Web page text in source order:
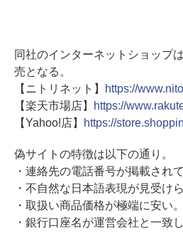
同社のインターネットショップ
売となる。
【ニトリネット】
https://
【楽天市場店】
https://
【Yahoo!店】
https://
偽サイトの特徴は以下の通り。
・連絡先の電話番号が掲載され
・不自然な日本語表現が見受けら
・取扱い商品価格が極端に安い。
・銀行口座名が運営会社と一致し